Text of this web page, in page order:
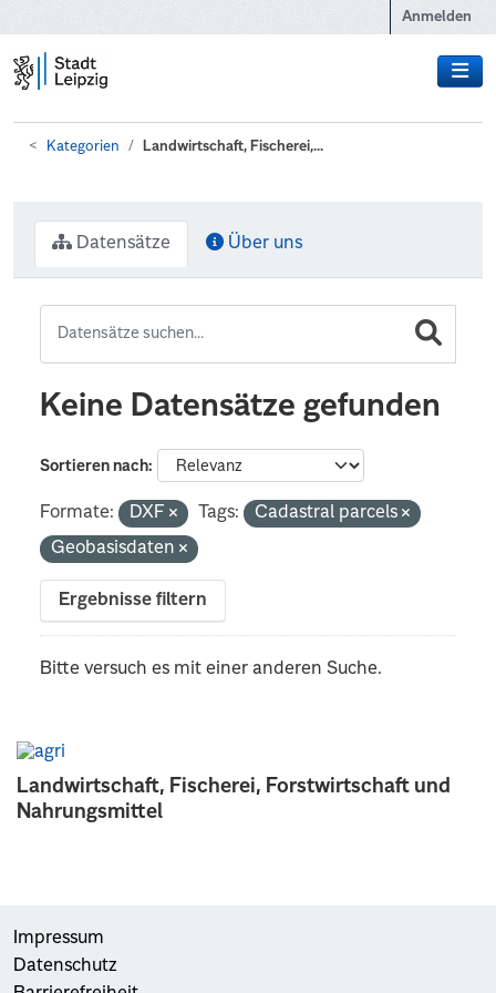
Anmelden
Kategorien Landwirtschaft, Fischerei,...
Landwirtschaft, Fischerei, Forstwirtschaft und
Nahrungsmittel
Datensätze Über uns
Keine Datensätze gefunden
Sortieren nach
Formate: DXF Tags:
Cadastral parcels
Geobasisdaten
Ergebnisse filtern
Bitte versuch es mit einer anderen Suche.
Impressum
Datenschutz